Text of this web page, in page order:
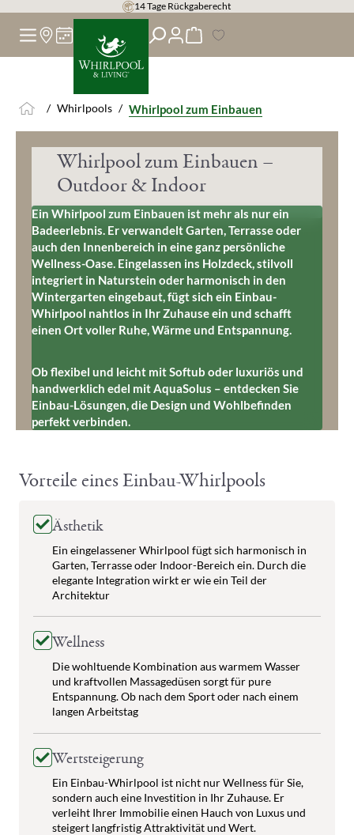
springen
14 Tage Rückgaberecht
/ Whirlpools / Whirlpool zum Einbauen
Whirlpool zum Einbauen –
Outdoor & Indoor
Ein Whirlpool zum Einbauen ist mehr als nur ein
Badeerlebnis. Er verwandelt Garten, Terrasse oder
auch den Innenbereich in eine ganz persönliche
Wellness-Oase. Eingelassen ins Holzdeck, stilvoll
integriert in Naturstein oder harmonisch in den
Wintergarten eingebaut, fügt sich ein Einbau-
Whirlpool nahtlos in Ihr Zuhause ein und schafft
einen Ort voller Ruhe, Wärme und Entspannung.
Ob flexibel und leicht mit Softub oder luxuriös und
handwerklich edel mit AquaSolus – entdecken Sie
Einbau-Lösungen, die Design und Wohlbefinden
perfekt verbinden.
Vorteile eines Einbau-Whirlpools
Ästhetik
Ein eingelassener Whirlpool fügt sich harmonisch in
Garten, Terrasse oder Indoor-Bereich ein. Durch die
elegante Integration wirkt er wie ein Teil der
Architektur
Wellness
Die wohltuende Kombination aus warmem Wasser
und kraftvollen Massagedüsen sorgt für pure
Entspannung. Ob nach dem Sport oder nach einem
langen Arbeitstag
Wertsteigerung
Ein Einbau-Whirlpool ist nicht nur Wellness für Sie,
sondern auch eine Investition in Ihr Zuhause. Er
verleiht Ihrer Immobilie einen Hauch von Luxus und
steigert langfristig Attraktivität und Wert.